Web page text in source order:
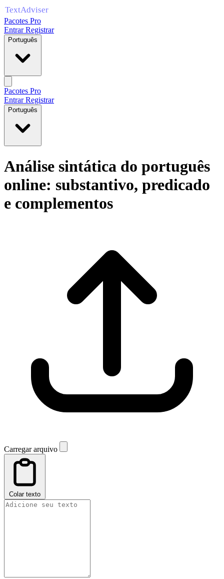
Pacotes Pro
EntrarRegistrar
Português
Pacotes Pro
EntrarRegistrar
Português
Análise sintática do português
online: substantivo, predicado
e complementos
Carregar arquivo
Colar texto